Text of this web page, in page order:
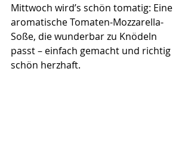
Mittwoch wird’s schön tomatig: Eine
aromatische Tomaten-Mozzarella-
Soße, die wunderbar zu Knödeln
passt – einfach gemacht und richtig
schön herzhaft.